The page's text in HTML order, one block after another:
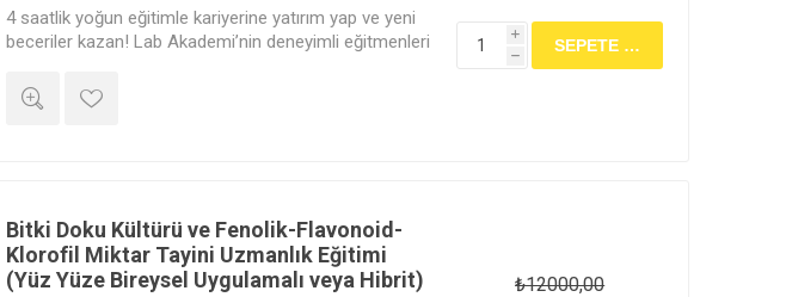
4 saatlik yoğun eğitimle kariyerine yatırım yap ve yeni
beceriler kazan! Lab Akademi’nin deneyimli eğitmenleri
kariyer fırsatlarını yakala.
i
h
Bitki Doku Kültürü ve Fenolik-Flavonoid-
Klorofil Miktar Tayini Uzmanlık Eğitimi
(Yüz Yüze Bireysel Uygulamalı veya Hibrit)
₺12000,00